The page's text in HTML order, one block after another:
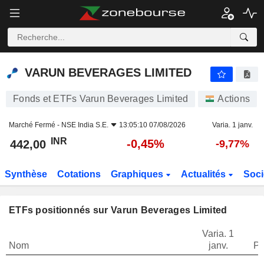
VARUN BEVERAGES LIMITED
Fonds et ETFs Varun Beverages Limited Actions
Marché Fermé - NSE India S.E. 13:05:10 07/08/2026 Varia. 1 janv.
442,00 INR -0,45% -9,77%
Synthèse Cotations Graphiques Actualités
ETFs positionnés sur Varun Beverages Limited
Nom
Varia. 1
janv.